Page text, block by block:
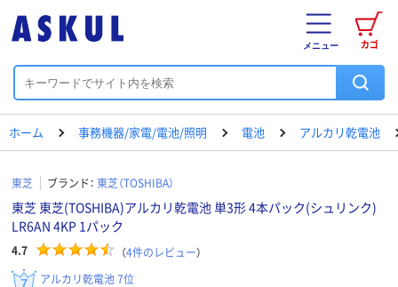
カゴ
メニュー
ホーム 事務機器/家電/電池/照明 電池 アルカリ乾電池
東芝 ブランド： 東芝（TOSHIBA）
東芝 東芝(TOSHIBA)アルカリ乾電池 単3形 4本パック(シュリンク)
LR6AN 4KP 1パック
4.7 （4件のレビュー）
アルカリ乾電池 7位